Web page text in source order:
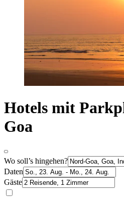
Hotels mit
Goa
Wo soll’s hingehen?
Daten
Gäste